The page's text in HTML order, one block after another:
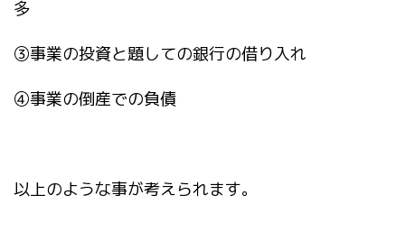
多
③事業の投資と題しての銀行の借り入れ
④事業の倒産での負債
以上のような事が考えられます。